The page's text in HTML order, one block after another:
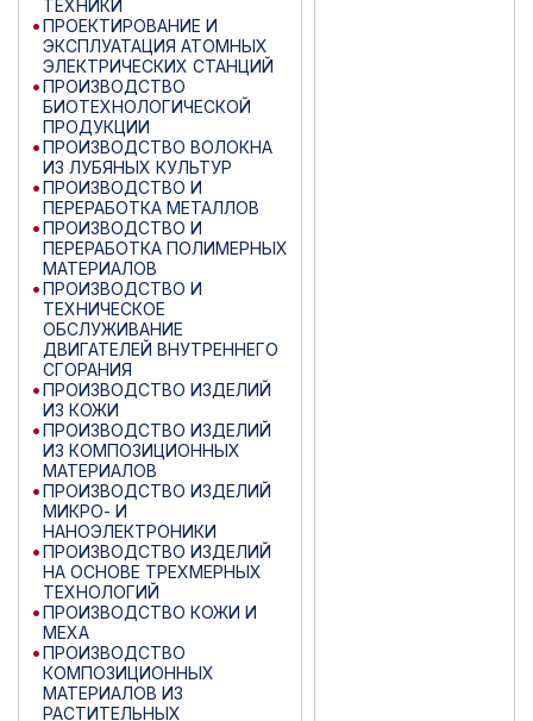
ТЕХНИКИ
ПРОЕКТИРОВАНИЕ И
ЭКСПЛУАТАЦИЯ АТОМНЫХ
ЭЛЕКТРИЧЕСКИХ СТАНЦИЙ
ПРОИЗВОДСТВО
БИОТЕХНОЛОГИЧЕСКОЙ
ПРОДУКЦИИ
ПРОИЗВОДСТВО ВОЛОКНА
ИЗ ЛУБЯНЫХ КУЛЬТУР
ПРОИЗВОДСТВО И
ПЕРЕРАБОТКА МЕТАЛЛОВ
ПРОИЗВОДСТВО И
ПЕРЕРАБОТКА ПОЛИМЕРНЫХ
МАТЕРИАЛОВ
ПРОИЗВОДСТВО И
ТЕХНИЧЕСКОЕ
ОБСЛУЖИВАНИЕ
ДВИГАТЕЛЕЙ ВНУТРЕННЕГО
СГОРАНИЯ
ПРОИЗВОДСТВО ИЗДЕЛИЙ
ИЗ КОЖИ
ПРОИЗВОДСТВО ИЗДЕЛИЙ
ИЗ КОМПОЗИЦИОННЫХ
МАТЕРИАЛОВ
ПРОИЗВОДСТВО ИЗДЕЛИЙ
МИКРО- И
НАНОЭЛЕКТРОНИКИ
ПРОИЗВОДСТВО ИЗДЕЛИЙ
НА ОСНОВЕ ТРЕХМЕРНЫХ
ТЕХНОЛОГИЙ
ПРОИЗВОДСТВО КОЖИ И
МЕХА
ПРОИЗВОДСТВО
КОМПОЗИЦИОННЫХ
МАТЕРИАЛОВ ИЗ
РАСТИТЕЛЬНЫХ